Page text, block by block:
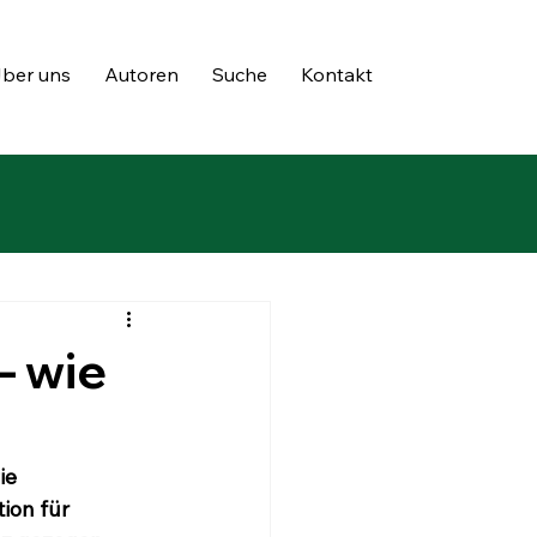
uns Autoren Suche Kontakt
wie
für